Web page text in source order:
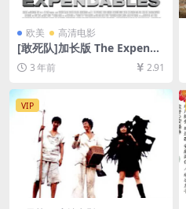
欧美 高清电影
[敢死队]加长版 The Expenda
bles (2010)[百度网盘+迅雷云
盘资源1080P超清未删减][MP
3 年前 2.91
VIP